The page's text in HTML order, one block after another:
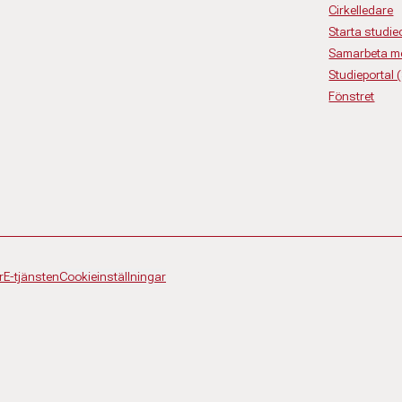
Cirkelledare
Starta
Samarbeta
Studieportal
Fönstret
E-tjänstenCookieinställningar